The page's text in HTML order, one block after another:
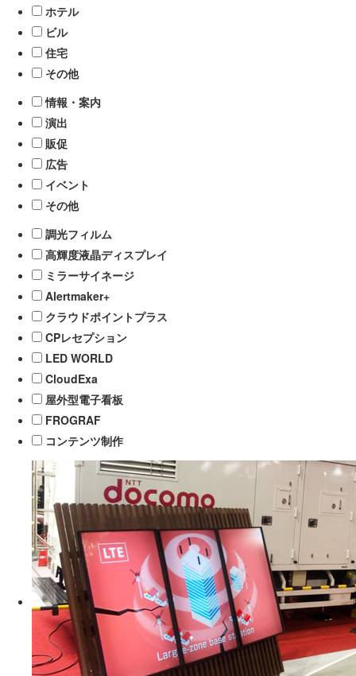
ホテル
ビル
住宅
その他
情報・案内
演出
販促
広告
イベント
その他
調光フィルム
高輝度液晶ディスプレイ
ミラーサイネージ
Alertmaker+
クラウドポイントプラス
CPレセプション
LED WORLD
CloudExa
屋外型電子看板
FROGRAF
コンテンツ制作